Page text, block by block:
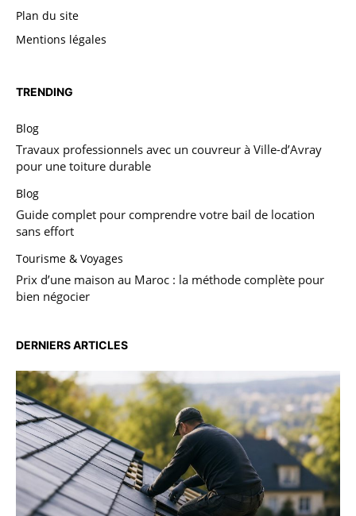
Plan du site
Mentions légales
TRENDING
Blog
Travaux professionnels avec un couvreur à Ville-d’Avray
pour une toiture durable
Blog
Guide complet pour comprendre votre bail de location
sans effort
Tourisme & Voyages
Prix d’une maison au Maroc : la méthode complète pour
bien négocier
DERNIERS ARTICLES